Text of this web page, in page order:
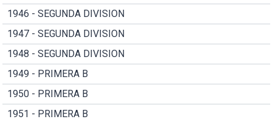
1946 - SEGUNDA DIVISION
1947 - SEGUNDA DIVISION
1948 - SEGUNDA DIVISION
1949 - PRIMERA B
1950 - PRIMERA B
1951 - PRIMERA B